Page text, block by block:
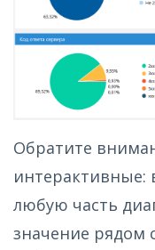
Обратите
интерактивные:
любую часть
значение рядом